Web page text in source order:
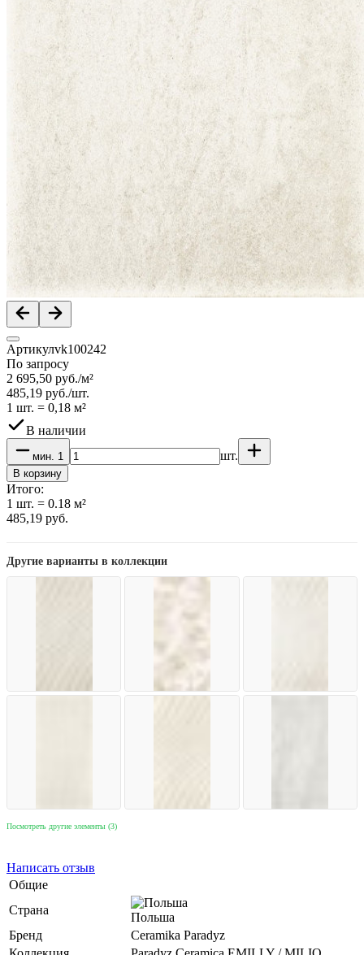
Артикулvk100242
По запросу
2 695,50 руб./м²
485,19 руб./шт.
1 шт. = 0,18 м²
В наличии
мин. 1 шт.
В корзину
Итого:
1 шт. = 0.18 м²
485,19 руб.
Другие варианты в коллекции
Посмотреть другие элементы (3)
Написать отзыв
Общие
Страна
Польша
Бренд
Ceramika Paradyz